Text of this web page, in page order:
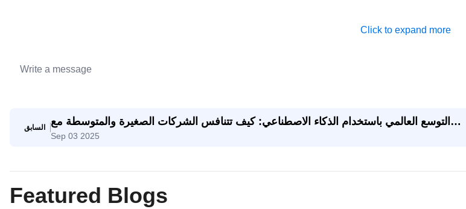
Click to expand more
السابق
التوسع العالمي باستخدام الذكاء الاصطناعي: كيف تتنافس الشركات الصغيرة والمتوسطة مع
الشركات العملاقة
Sep 03 2025
Featured Blogs